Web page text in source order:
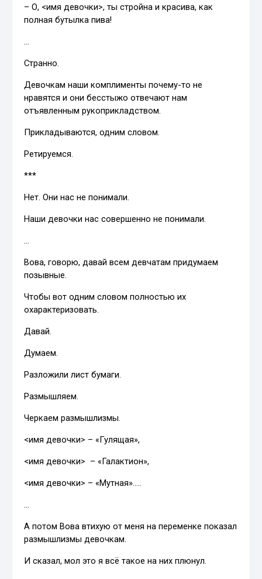
– О, <имя девочки>, ты стройна и красива, как
полная бутылка пива!
…
Странно.
Девочкам наши комплименты почему-то не
нравятся и они бесстыжо отвечают нам
отъявленным рукоприкладством.
Прикладываются, одним словом.
Ретируемся.
***
Нет. Они нас не понимали.
Наши девочки нас совершенно не понимали.
…
Вова, говорю, давай всем девчатам придумаем
позывные.
Чтобы вот одним словом полностью их
охарактеризовать.
Давай.
Думаем.
Разложили лист бумаги.
Размышляем.
Черкаем размышлизмы.
<имя девочки> – «Гулящая»,
<имя девочки> – «Галактион»,
<имя девочки> – «Мутная»…..
…
А потом Вова втихую от меня на переменке показал
размышлизмы девочкам.
И сказал, мол это я всё такое на них плюнул.